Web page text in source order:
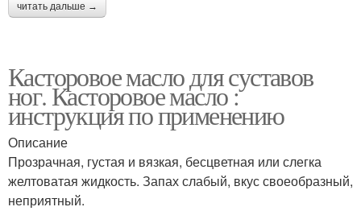
читать дальше →
Касторовое масло для суставов
ног. Касторовое масло :
инструкция по применению
Описание
Прозрачная, густая и вязкая, бесцветная или слегка
желтоватая жидкость. Запах слабый, вкус своеобразный,
неприятный.